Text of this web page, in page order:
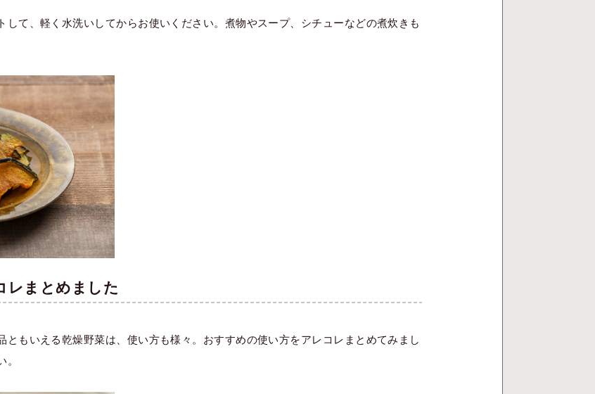
して、軽く水洗いしてからお使いください。煮物やスープ、シチューなどの煮炊きも
レまとめました
ともいえる乾燥野菜は、使い方も様々。おすすめの使い方をアレコレまとめてみまし